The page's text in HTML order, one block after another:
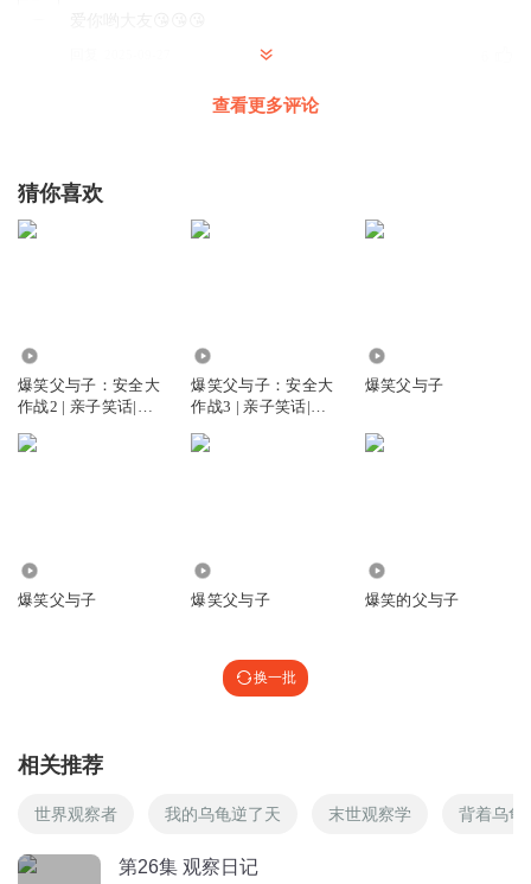
应该会更: 大有叔叔也爱你们
油条_gb
🖕🏿🖕🏿🖕🏿🖕🏿🖕🏿🖕🏿🖕🏿🖕🏿🖕🏿🖕🏿🖕🏿🖕🏿
回复 2025-11-02
超级无敌特大学霸
回复 @
🔥🔥🔥🔥🔥🔥🔥🔥🔥🔥
🔥🔥🔥🔥🔥🔥🔥🔥🔥🔥🔥🔥🔥🔥🔥🔥🔥🔥🔥🔥🔥🔥🔥🔥🔥🔥🔥🔥🔥
🔥🔥🔥🔥🔥🔥🔥🔥🔥🔥🔥🔥🔥🔥🔥🔥🔥🔥🔥🔥🔥🔥🔥🔥🔥🔥🔥🔥🔥
可爱的小鼠鼠来红
时点沙发是我的了！
查看更多评论
猜你喜欢
爆笑父与子：安全大
作战2 | 亲子笑话|睡
爆笑父与子：安全大
作战3 | 亲子笑话|睡
爆笑父与子
爆笑父与子 爆笑父与子 爆笑的父与子
换一批
相关推荐
世界观察者 我的乌龟逆了天 末世观察学 背着乌龟
第26集 观察日记